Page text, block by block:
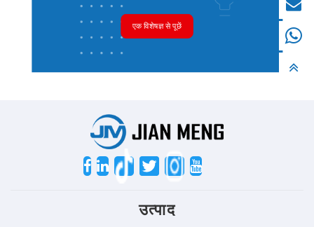
एक विशेषज्ञ से पूछें
Twitter
उत्पाद